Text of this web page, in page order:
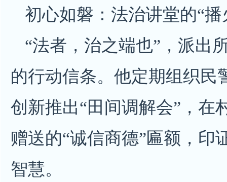
初心如磐：法治讲堂的“播
“法者，治之端也”，派出
的行动信条。他定期组织民
创新推出“田间调解会”，在
赠送的“诚信商德”匾额，印
智慧。